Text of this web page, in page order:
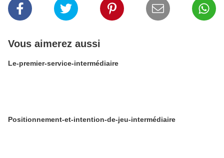
Vous aimerez aussi
Le-premier-service-intermédiaire
Positionnement-et-intention-de-jeu-intermédiaire